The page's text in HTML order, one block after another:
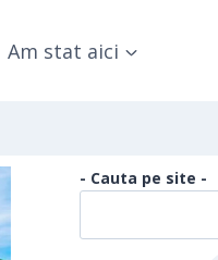
Am stat aici
- Cauta pe site -